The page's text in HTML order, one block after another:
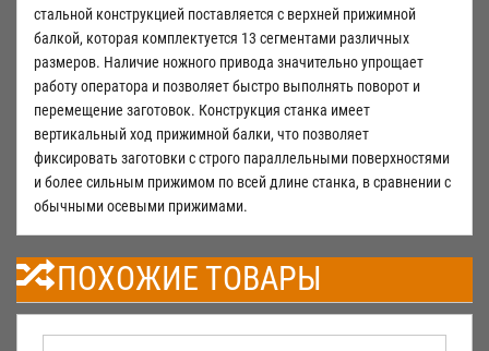
стальной конструкцией поставляется с верхней прижимной
балкой, которая комплектуется 13 сегментами различных
размеров. Наличие ножного привода значительно упрощает
работу оператора и позволяет быстро выполнять поворот и
перемещение заготовок. Конструкция станка имеет
вертикальный ход прижимной балки, что позволяет
фиксировать заготовки с строго параллельными поверхностями
и более сильным прижимом по всей длине станка, в сравнении с
обычными осевыми прижимами.
ПОХОЖИЕ ТОВАРЫ